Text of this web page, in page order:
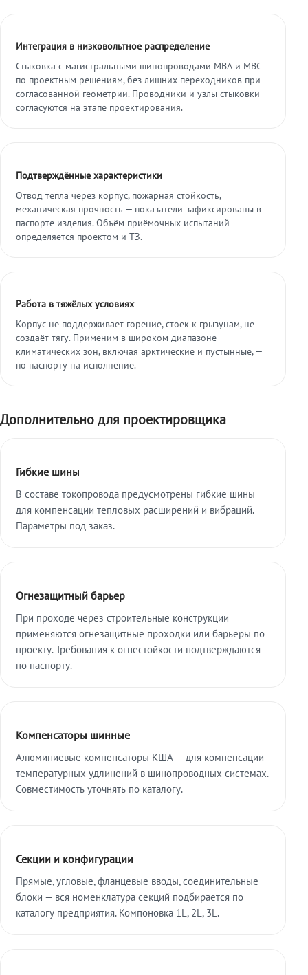
Интеграция в низковольтное распределение
Стыковка с магистральными шинопроводами МВА и МВС
по проектным решениям, без лишних переходников при
согласованной геометрии. Проводники и узлы стыковки
согласуются на этапе проектирования.
Подтверждённые характеристики
Отвод тепла через корпус, пожарная стойкость,
механическая прочность — показатели зафиксированы в
паспорте изделия. Объём приёмочных испытаний
определяется проектом и ТЗ.
Работа в тяжёлых условиях
Корпус не поддерживает горение, стоек к грызунам, не
создаёт тягу. Применим в широком диапазоне
климатических зон, включая арктические и пустынные, —
по паспорту на исполнение.
Дополнительно для проектировщика
Гибкие шины
В составе токопровода предусмотрены гибкие шины
для компенсации тепловых расширений и вибраций.
Параметры под заказ.
Огнезащитный барьер
При проходе через строительные конструкции
применяются огнезащитные проходки или барьеры по
проекту. Требования к огнестойкости подтверждаются
по паспорту.
Компенсаторы шинные
Алюминиевые компенсаторы КША — для компенсации
температурных удлинений в шинопроводных системах.
Совместимость уточнять по каталогу.
Секции и конфигурации
Прямые, угловые, фланцевые вводы, соединительные
блоки — вся номенклатура секций подбирается по
каталогу предприятия. Компоновка 1L, 2L, 3L.